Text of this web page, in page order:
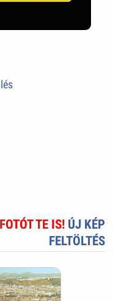
TE IS! ÚJ KÉP
FELTÖLTÉS